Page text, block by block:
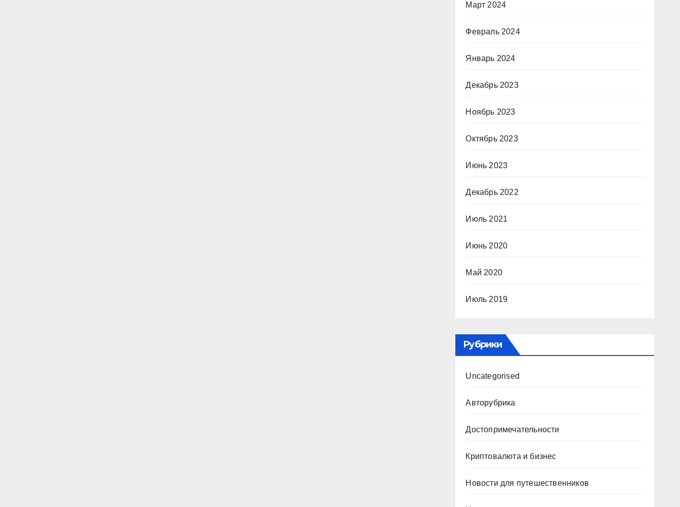
Март 2024
Февраль 2024
Январь 2024
Декабрь 2023
Ноябрь 2023
Октябрь 2023
Июнь 2023
Декабрь 2022
Июль 2021
Июнь 2020
Май 2020
Июль 2019
Рубрики
Uncategorised
Авторубрика
Достопримечательности
Криптовалюта и бизнес
Новости для путешественников